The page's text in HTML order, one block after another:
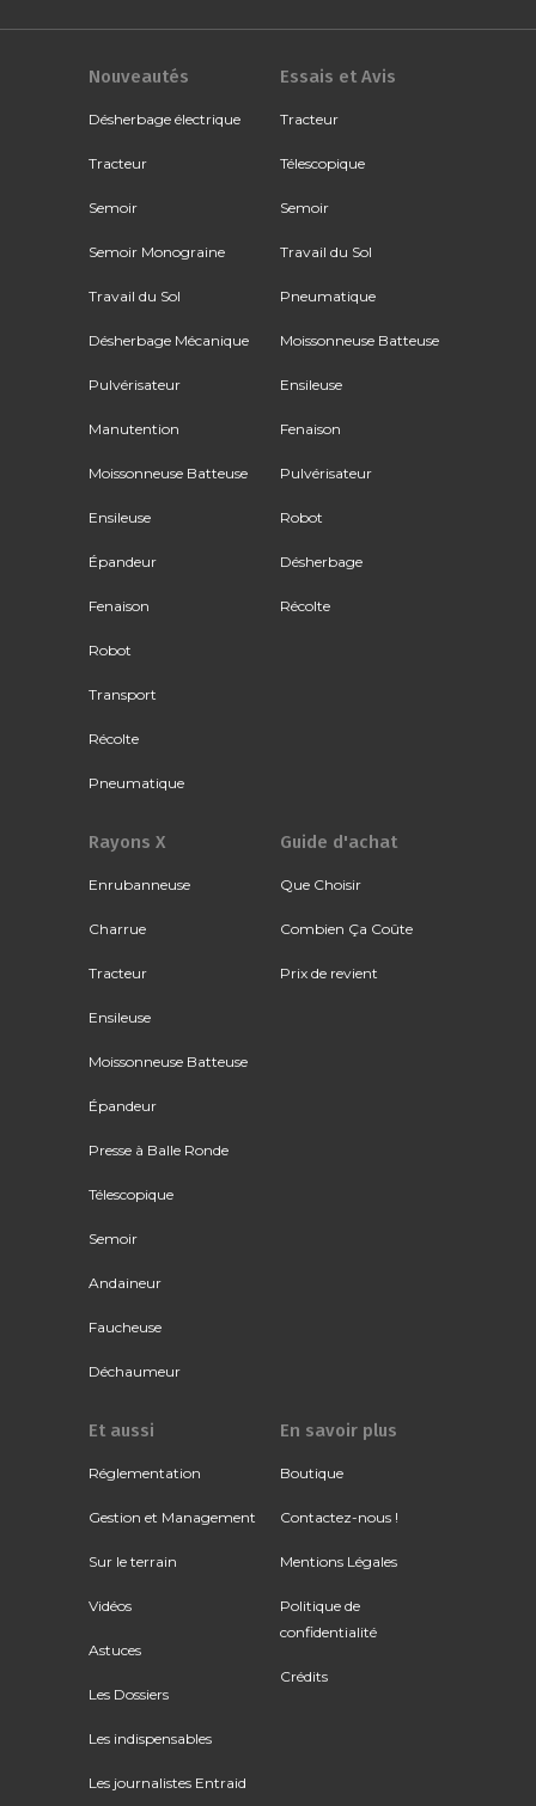
Nouveautés
Désherbage électrique
Tracteur
Semoir
Semoir Monograine
Travail du Sol
Désherbage Mécanique
Pulvérisateur
Manutention
Moissonneuse Batteuse
Ensileuse
Épandeur
Fenaison
Robot
Transport
Récolte
Pneumatique
Essais et Avis
Tracteur
Télescopique
Semoir
Travail du Sol
Pneumatique
Moissonneuse Batteuse
Ensileuse
Fenaison
Pulvérisateur
Robot
Désherbage
Récolte
Rayons X
Enrubanneuse
Charrue
Tracteur
Ensileuse
Moissonneuse Batteuse
Épandeur
Presse à Balle Ronde
Télescopique
Semoir
Andaineur
Faucheuse
Déchaumeur
Guide d'achat
Que Choisir
Combien Ça Coûte
Prix de revient
Et aussi
Réglementation
Gestion et Management
Sur le terrain
Vidéos
Astuces
Les Dossiers
Les indispensables
Les journalistes Entraid
En savoir plus
Boutique
Contactez-nous !
Mentions Légales
Politique de
confidentialité
Crédits